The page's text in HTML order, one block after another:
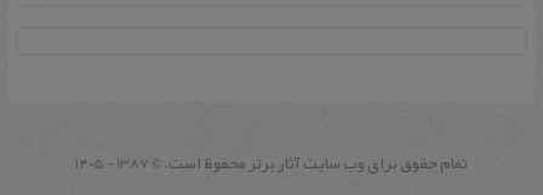
تمام حقوق برای وب سايت آثار برتر محفوظ است. ©